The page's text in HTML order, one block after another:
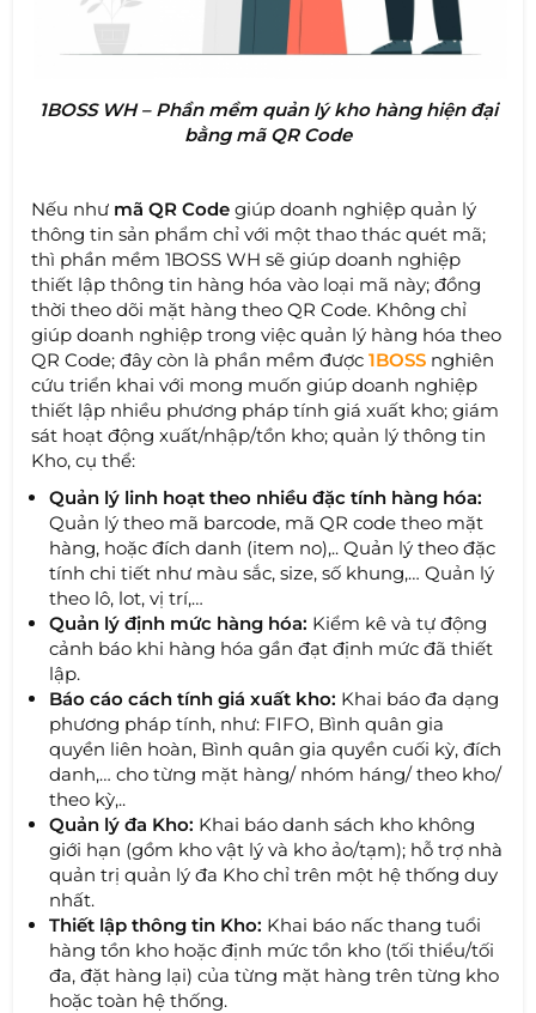
1BOSS WH – Phần mềm quản lý kho hàng hiện đại
bằng mã QR Code
Nếu như mã QR Code giúp doanh nghiệp quản lý
thông tin sản phẩm chỉ với một thao thác quét mã;
thì phần mềm 1BOSS WH sẽ giúp doanh nghiệp
thiết lập thông tin hàng hóa vào loại mã này; đồng
thời theo dõi mặt hàng theo QR Code. Không chỉ
giúp doanh nghiệp trong việc quản lý hàng hóa theo
QR Code; đây còn là phần mềm được1BOSS nghiên
cứu triển khai với mong muốn giúp doanh nghiệp
thiết lập nhiều phương pháp tính giá xuất kho; giám
sát hoạt động xuất/nhập/tồn kho; quản lý thông tin
Kho, cụ thể:
Quản lý linh hoạt theo nhiều đặc tính hàng hóa:
Quản lý theo mã barcode, mã QR code theo mặt
hàng, hoặc đích danh (item no),.. Quản lý theo đặc
tính chi tiết như màu sắc, size, số khung,… Quản lý
theo lô, lot, vị trí,…
Quản lý định mức hàng hóa: Kiểm kê và tự động
cảnh báo khi hàng hóa gần đạt định mức đã thiết
lập.
Báo cáo cách tính giá xuất kho: Khai báo đa dạng
phương pháp tính, như: FIFO, Bình quân gia
quyền liên hoàn, Bình quân gia quyền cuối kỳ, đích
danh,… cho từng mặt hàng/ nhóm háng/ theo kho/
theo kỳ,..
Quản lý đa Kho: Khai báo danh sách kho không
giới hạn (gồm kho vật lý và kho ảo/tạm); hỗ trợ nhà
quản trị quản lý đa Kho chỉ trên một hệ thống duy
nhất.
Thiết lập thông tin Kho: Khai báo nấc thang tuổi
hàng tồn kho hoặc định mức tồn kho (tối thiểu/tối
đa, đặt hàng lại) của từng mặt hàng trên từng kho
hoặc toàn hệ thống.